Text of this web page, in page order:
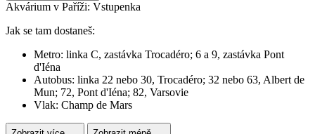
Akvárium v Paříži: Vstupenka
Jak se tam dostaneš:
Metro: linka C, zastávka Trocadéro; 6 a 9, zastávka Pont
d'Iéna
Autobus: linka 22 nebo 30, Trocadéro; 32 nebo 63, Albert de
Mun; 72, Pont d'Iéna; 82, Varsovie
Vlak: Champ de Mars